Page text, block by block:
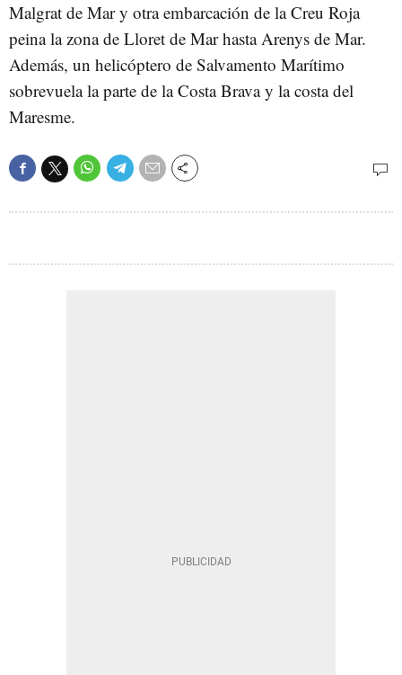
Malgrat de Mar y otra embarcación de la Creu Roja
peina la zona de Lloret de Mar hasta Arenys de Mar.
Además, un helicóptero de Salvamento Marítimo
sobrevuela la parte de la Costa Brava y la costa del
Maresme.